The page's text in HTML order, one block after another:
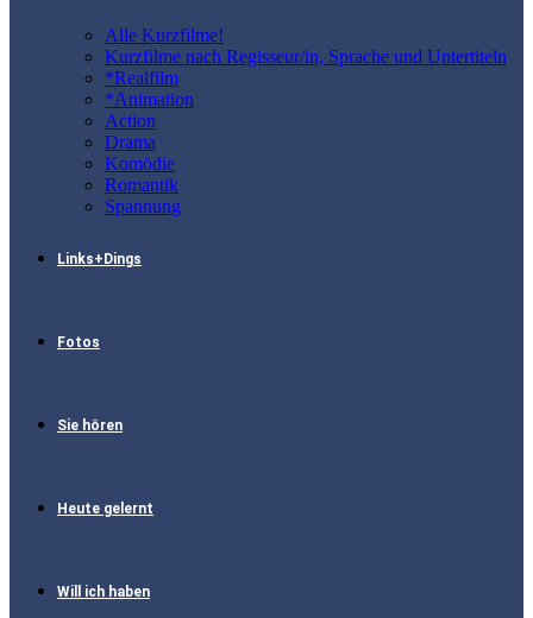
Alle Kurzfilme!
Kurzfilme nach Regisseur/in, Sprache und Untertiteln
*Realfilm
*Animation
Action
Drama
Komödie
Romantik
Spannung
Links+Dings
Fotos
Sie hören
Heute gelernt
Will ich haben